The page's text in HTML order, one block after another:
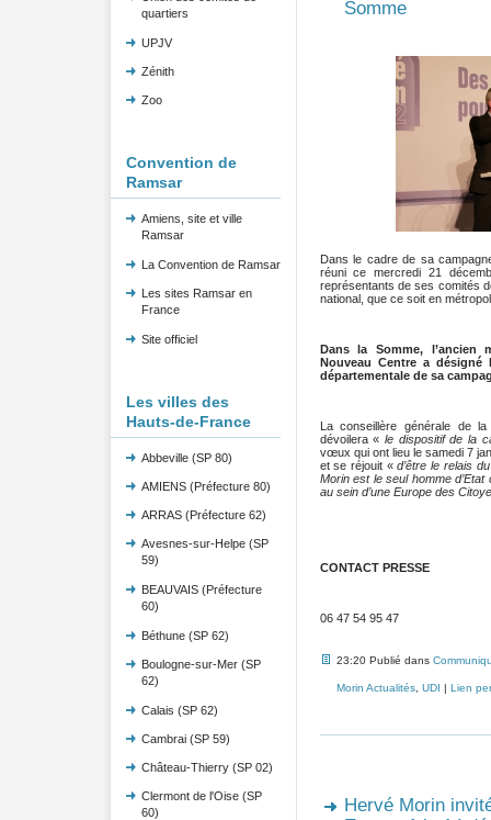
quartiers
UPJV
Zénith
Zoo
Convention de
Ramsar
Amiens, site et ville
Ramsar
La Convention de Ramsar
Les sites Ramsar en
France
Site officiel
Les villes des
Hauts-de-France
Abbeville (SP 80)
AMIENS (Préfecture 80)
ARRAS (Préfecture 62)
Avesnes-sur-Helpe (SP
59)
BEAUVAIS (Préfecture
60)
Béthune (SP 62)
Boulogne-sur-Mer (SP
62)
Calais (SP 62)
Cambrai (SP 59)
Château-Thierry (SP 02)
Clermont de l'Oise (SP
60)
Somme
Dans le cadre de sa
réuni ce mercredi 21
représentants de ses comités
national, que ce soit en
Dans la Somme,
Nouveau Centre a
départementale de sa
La conseillère générale de la
dévoilera « le dispositif de la
vœux qui ont lieu le samedi 7
et se réjouit «d’être le relais
Morin est le seul homme
au sein d’une Europe des
CONTACT PRESSE
06 47 54 95 47
23:20 Publié dans
Morin Actualités, UDI | Lien
Hervé Morin